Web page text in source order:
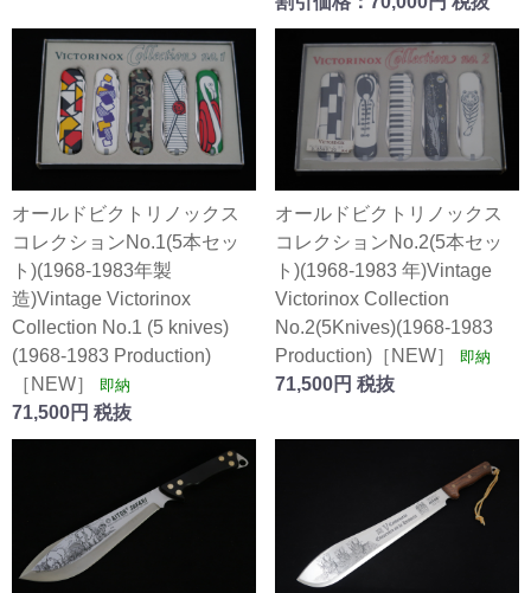
オールドビクトリノックス
コレクションNo.1(5本セッ
ト)(1968-1983年製
造)Vintage Victorinox
Collection No.1 (5 knives)
(1968-1983 Production)
［NEW］
即納
71,500円 税抜
オールドビクトリノックス
コレクションNo.2(5本セッ
ト)(1968-1983 年)Vintage
Victorinox Collection
No.2(5Knives)(1968-1983
Production)［NEW］
即納
71,500円 税抜